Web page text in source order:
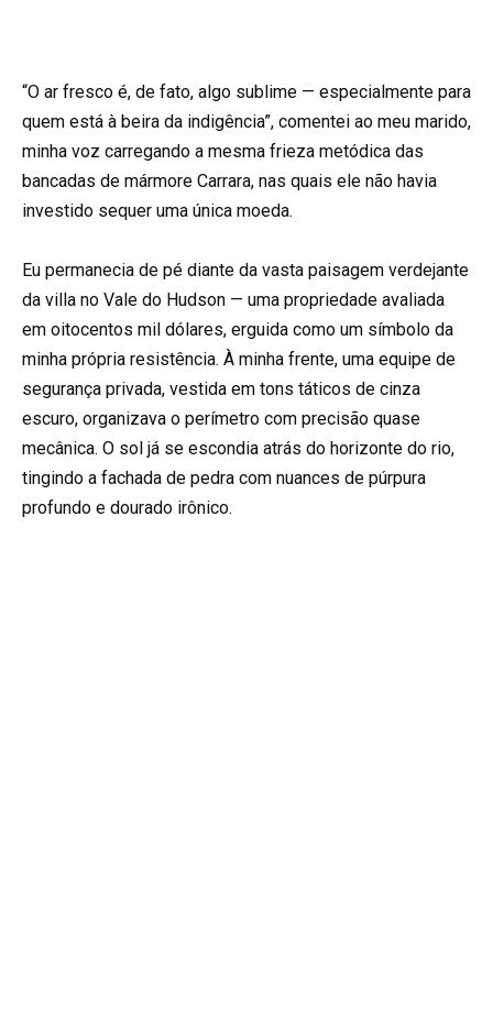
“O ar fresco é, de fato, algo sublime — especialmente para
quem está à beira da indigência”, comentei ao meu marido,
minha voz carregando a mesma frieza metódica das
bancadas de mármore Carrara, nas quais ele não havia
investido sequer uma única moeda.
Eu permanecia de pé diante da vasta paisagem verdejante
da villa no Vale do Hudson — uma propriedade avaliada
em oitocentos mil dólares, erguida como um símbolo da
minha própria resistência. À minha frente, uma equipe de
segurança privada, vestida em tons táticos de cinza
escuro, organizava o perímetro com precisão quase
mecânica. O sol já se escondia atrás do horizonte do rio,
tingindo a fachada de pedra com nuances de púrpura
profundo e dourado irônico.